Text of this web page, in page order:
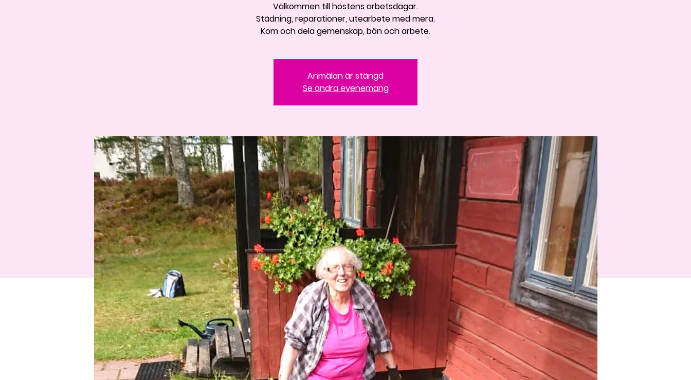
Välkommen till höstens arbetsdagar.
Städning, reparationer, utearbete med mera.
Kom och dela gemenskap, bön och arbete.
Anmälan är stängd
Se andra evenemang